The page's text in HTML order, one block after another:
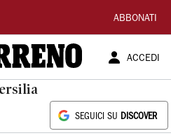
ABBONATI
ACCEDI
SEGUICI SU DISCOVER